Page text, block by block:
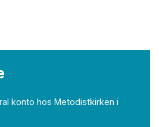
konto hos Metodistkirken i